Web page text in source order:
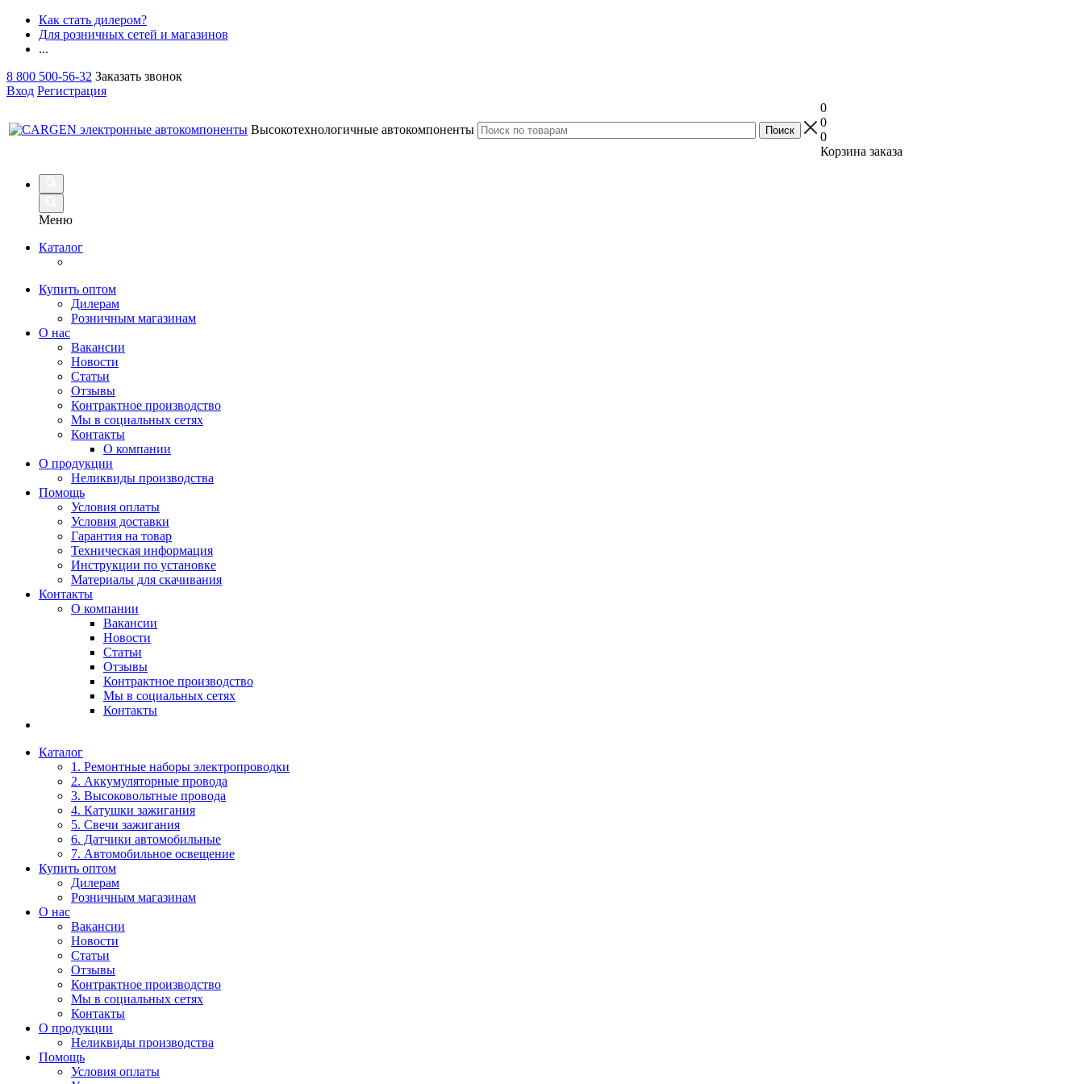
Как стать дилером?
Для розничных сетей и магазинов
...
8 800 500-56-32 Заказать звонок
Вход Регистрация
Высокотехнологичные автокомпоненты
0
0
0
Корзина заказа
Меню
Каталог
Купить оптом
Дилерам
Розничным магазинам
О нас
Вакансии
Новости
Статьи
Отзывы
Контрактное производство
Мы в социальных сетях
Контакты
О компании
О продукции
Неликвиды производства
Помощь
Условия оплаты
Условия доставки
Гарантия на товар
Техническая информация
Инструкции по установке
Материалы для скачивания
Контакты
О компании
Вакансии
Новости
Статьи
Отзывы
Контрактное производство
Мы в социальных сетях
Контакты
Каталог
1. Ремонтные наборы электропроводки
2. Аккумуляторные провода
3. Высоковольтные провода
4. Катушки зажигания
5. Свечи зажигания
6. Датчики автомобильные
7. Автомобильное освещение
Купить оптом
Дилерам
Розничным магазинам
О нас
Вакансии
Новости
Статьи
Отзывы
Контрактное производство
Мы в социальных сетях
Контакты
О продукции
Неликвиды производства
Помощь
Условия оплаты